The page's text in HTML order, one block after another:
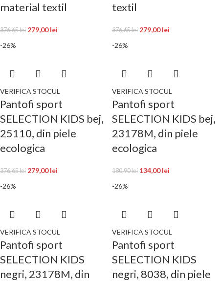
material textil
376,65lei 279,00lei
textil
376,65lei 279,00lei
-26%
VERIFICA STOCUL
Pantofi sport
SELECTION KIDS bej,
25110, din piele
ecologica
376,65lei 279,00lei
-26%
VERIFICA STOCUL
Pantofi sport
SELECTION KIDS bej,
23178M, din piele
ecologica
180,90lei 134,00lei
-26%
VERIFICA STOCUL
Pantofi sport
SELECTION KIDS
negri, 23178M, din
-26%
VERIFICA STOCUL
Pantofi sport
SELECTION KIDS
negri, 8038, din piele